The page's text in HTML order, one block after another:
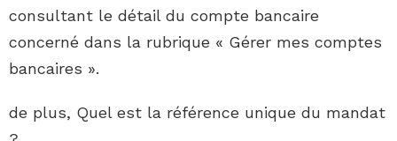
consultant le détail du compte bancaire
concerné dans la rubrique « Gérer mes comptes
bancaires ».
de plus, Quel est la référence unique du mandat